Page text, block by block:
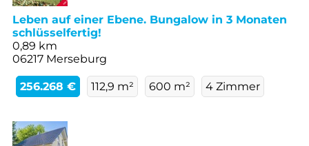
Leben auf einer Ebene. Bungalow in 3 Monaten
schlüsselfertig!
0,89 km
06217 Merseburg
256.268 € 112,9 m² 600 m² 4 Zimmer